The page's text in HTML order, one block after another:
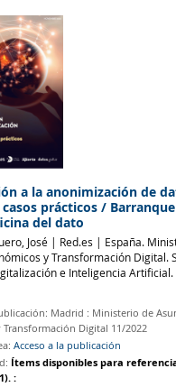
a la anonimización de
casos prácticos/
del dato
José | Red.es | España.
y Transformación Digital.
e Inteligencia Artificial.
Madrid : Ministerio de
Transformación Digital 11/2022
Acceso a la publicación
Ítems disponibles para
: